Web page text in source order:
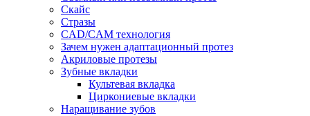
Скайс
Стразы
CAD/CAM технология
Зачем нужен адаптационный протез
Акриловые протезы
Зубные вкладки
Культевая вкладка
Циркониевые вкладки
Наращивание зубов